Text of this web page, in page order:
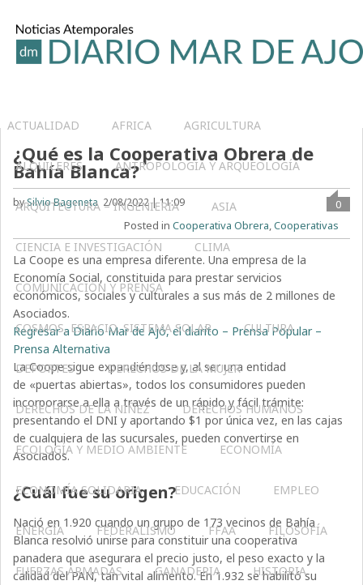
ACTUALIDAD AFRICA AGRICULTURA
ALQUILERES ANTROPOLOGÍA Y ARQUEOLOGÍA
ARQUITECTURA – INGENIERIA ASIA
CIENCIA E INVESTIGACIÓN CLIMA
COMUNICACIÓN Y PRENSA
COSMOS, ESPACIO, SISTEMA SOLAR CULTURA
DEPORTES DERECHOS DE LA MUJER
DERECHOS DE LA NIÑEZ DERECHOS HUMANOS
ECOLOGÍA Y MEDIO AMBIENTE ECONOMÍA
ECONOMÍA SOLIDARIA EDUCACIÓN EMPLEO
ENERGÍA FEDERALISMO FFAA FILOSOFÍA
FUERZAS ARMADAS GANADERIA HISTORIA
¿Qué es la Cooperativa Obrera de
Bahía Blanca?
bySilvio Bageneta 2/08/2022 | 11:09
0
Posted in Cooperativa Obrera,Cooperativas
La Coope es una empresa diferente. Una empresa de la
Economía Social, constituida para prestar servicios
económicos, sociales y culturales a sus más de 2 millones de
Asociados.
Regresar a Diario Mar de Ajó, el diarito – Prensa Popular –
Prensa Alternativa
La Coope sigue expandiéndose y, al ser una entidad
de «puertas abiertas», todos los consumidores pueden
incorporarse a ella a través de un rápido y fácil trámite:
presentando el DNI y aportando $1 por única vez, en las cajas
de cualquiera de las sucursales, pueden convertirse en
Asociados.
¿Cuál fue su origen?
Nació en 1.920 cuando un grupo de 173 vecinos de Bahía
Blanca resolvió unirse para constituir una cooperativa
panadera que asegurara el precio justo, el peso exacto y la
calidad del PAN, tan vital alimento. En 1.932 se habilitó su